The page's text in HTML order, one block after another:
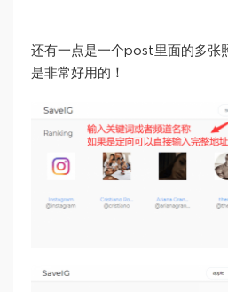
还有一点是一个post里面的多张
是非常好用的！